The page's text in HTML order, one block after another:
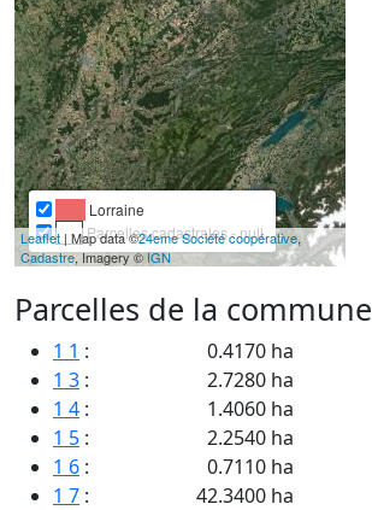
Lorraine
Parcelles cadastrales - null
Leaflet | Map data ©24eme Société coopérative,
Cadastre, Imagery ©IGN
Parcelles de la commune
1 1 :
0.4170 ha
1 3 :
2.7280 ha
1 4 :
1.4060 ha
1 5 :
2.2540 ha
1 6 :
0.7110 ha
1 7 :
42.3400 ha